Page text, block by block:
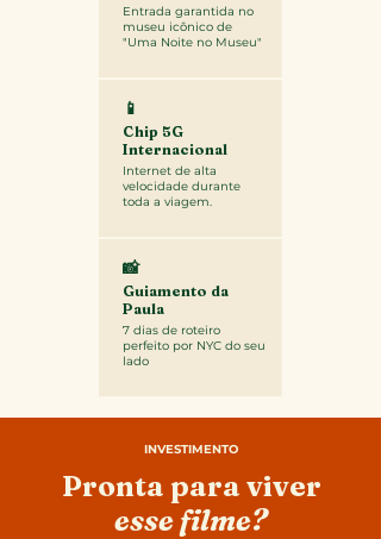
Entrada garantida no
museu icônico de
"Uma Noite no Museu"
📱
Chip 5G
Internacional
Internet de alta
velocidade durante
toda a viagem.
📸
Guiamento da
Paula
7 dias de roteiro
perfeito por NYC do seu
lado
INVESTIMENTO
Pronta para viver
esse filme?